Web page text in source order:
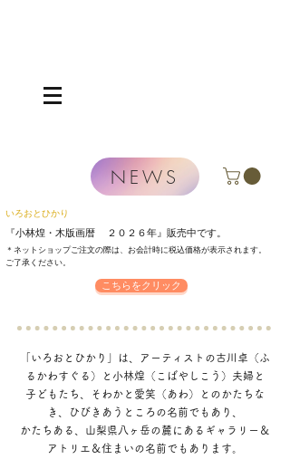
NEWS
いろおとひかり
『小林煌・木版画暦 ２０２６年』 販売中です。
＊ネットショップご注文の際は、お会計時に税込価格が表示されます。
​ご了承ください。
こちらをクリック
「いろおとひかり」は、アーティストの古川卓（ふ
るかわすぐる）と小林煌（こばやしこう）夫婦と
子どもたち、そわかと愛笑（あわ）とのかたちな
き、ひびきあうところの名前でもあり、
かたちある、山梨県八ヶ岳の麓にあるギャラリー＆
アトリエ＆住まいの名前でもあります。